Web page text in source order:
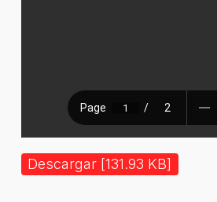
Descargar [131.93 KB]